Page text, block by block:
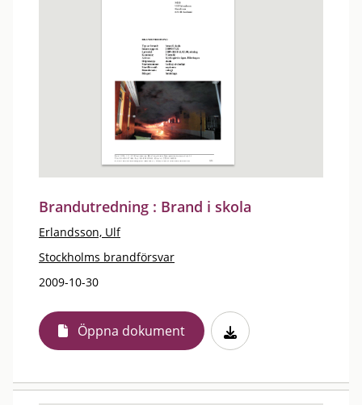
Brandutredning : Brand i skola
Erlandsson, Ulf
Stockholms brandförsvar
2009-10-30
Öppna dokument